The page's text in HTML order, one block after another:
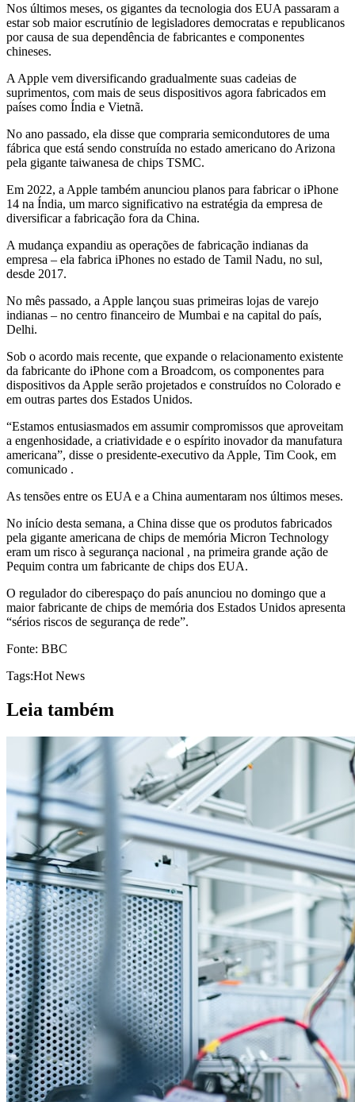
Nos últimos meses, os gigantes da tecnologia dos EUA passaram a
estar sob maior escrutínio de legisladores democratas e republicanos
por causa de sua dependência de fabricantes e componentes
chineses.
A Apple vem diversificando gradualmente suas cadeias de
suprimentos, com mais de seus dispositivos agora fabricados em
países como Índia e Vietnã.
No ano passado, ela disse que compraria semicondutores de uma
fábrica que está sendo construída no estado americano do Arizona
pela gigante taiwanesa de chips TSMC.
Em 2022, a Apple também anunciou planos para fabricar o iPhone
14 na Índia, um marco significativo na estratégia da empresa de
diversificar a fabricação fora da China.
A mudança expandiu as operações de fabricação indianas da
empresa – ela fabrica iPhones no estado de Tamil Nadu, no sul,
desde 2017.
No mês passado, a Apple lançou suas primeiras lojas de varejo
indianas – no centro financeiro de Mumbai e na capital do país,
Delhi.
Sob o acordo mais recente, que expande o relacionamento existente
da fabricante do iPhone com a Broadcom, os componentes para
dispositivos da Apple serão projetados e construídos no Colorado e
em outras partes dos Estados Unidos.
“Estamos entusiasmados em assumir compromissos que aproveitam
a engenhosidade, a criatividade e o espírito inovador da manufatura
americana”, disse o presidente-executivo da Apple, Tim Cook, em
comunicado .
As tensões entre os EUA e a China aumentaram nos últimos meses.
No início desta semana, a China disse que os produtos fabricados
pela gigante americana de chips de memória Micron Technology
eram um risco à segurança nacional , na primeira grande ação de
Pequim contra um fabricante de chips dos EUA.
O regulador do ciberespaço do país anunciou no domingo que a
maior fabricante de chips de memória dos Estados Unidos apresenta
“sérios riscos de segurança de rede”.
Fonte: BBC
Tags:Hot News
Leia também